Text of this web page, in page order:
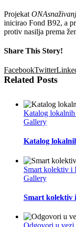
Projekat
inicirao Fond B92, a
protiv nasilja prema
Share This Story!
FacebookTwitter
Related Posts
Katalog
Gallery
Katalog
Smart kolektiv i
Gallery
Smart kolektiv